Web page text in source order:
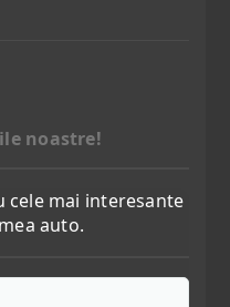
noastre!
cele mai interesante
auto.